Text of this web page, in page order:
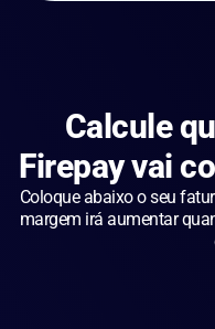
Calcule
Firepay vai
Coloque abaixo o seu
margem irá aumentar